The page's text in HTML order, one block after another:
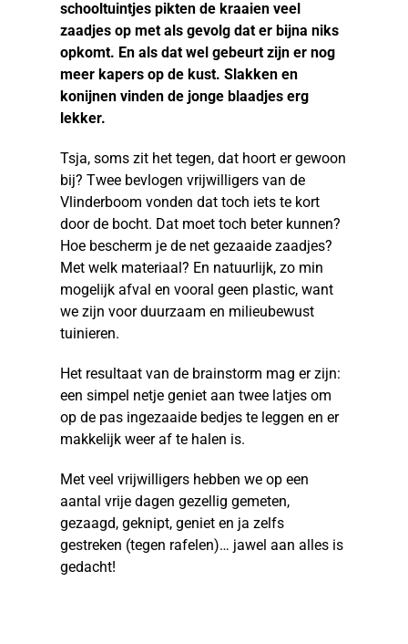
schooltuintjes pikten de kraaien veel
zaadjes op met als gevolg dat er bijna niks
opkomt. En als dat wel gebeurt zijn er nog
meer kapers op de kust. Slakken en
konijnen vinden de jonge blaadjes erg
lekker.
Tsja, soms zit het tegen, dat hoort er gewoon
bij? Twee bevlogen vrijwilligers van de
Vlinderboom vonden dat toch iets te kort
door de bocht. Dat moet toch beter kunnen?
Hoe bescherm je de net gezaaide zaadjes?
Met welk materiaal? En natuurlijk, zo min
mogelijk afval en vooral geen plastic, want
we zijn voor duurzaam en milieubewust
tuinieren.
Het resultaat van de brainstorm mag er zijn:
een simpel netje geniet aan twee latjes om
op de pas ingezaaide bedjes te leggen en er
makkelijk weer af te halen is.
Met veel vrijwilligers hebben we op een
aantal vrije dagen gezellig gemeten,
gezaagd, geknipt, geniet en ja zelfs
gestreken (tegen rafelen)… jawel aan alles is
gedacht!